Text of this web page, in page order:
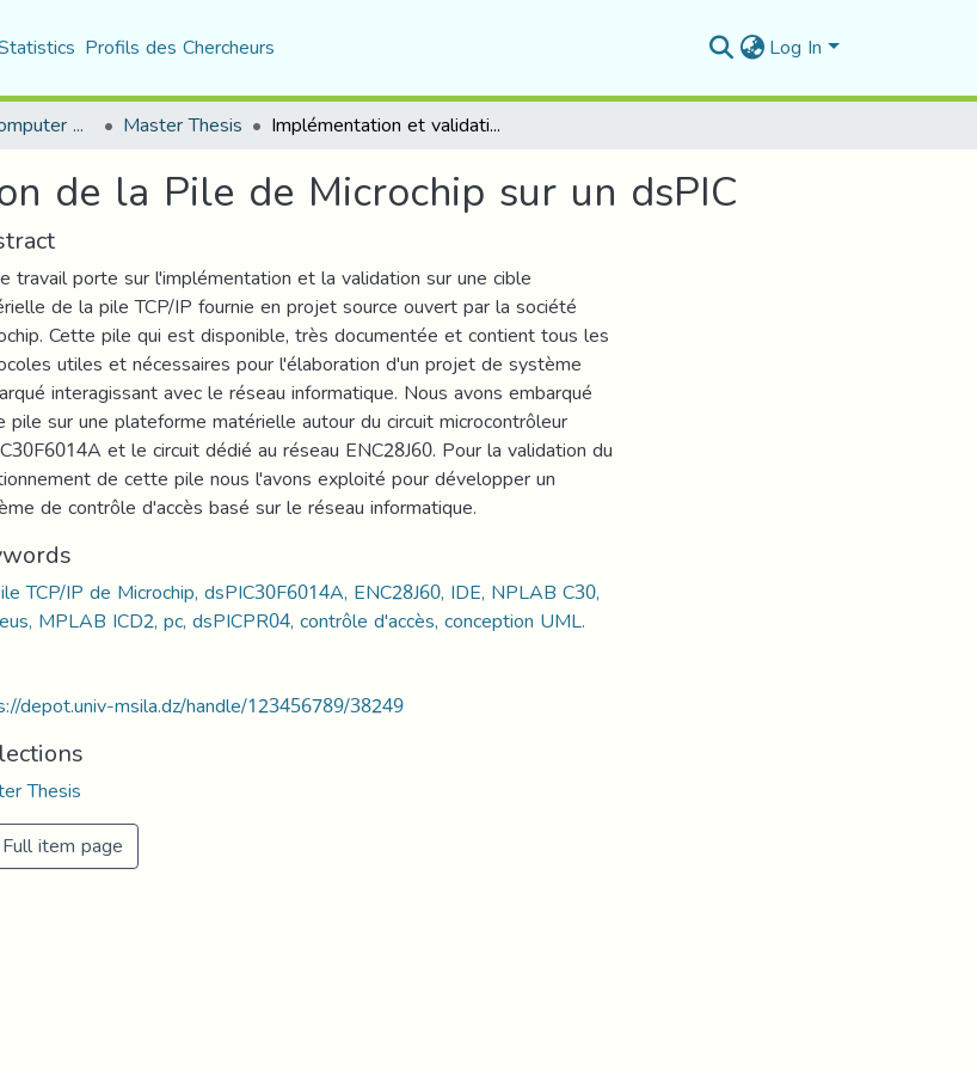
Profils des Chercheurs Log In
Department of Computer Science Master Thesis Implémentation et validation de la Pile de Microchip sur un dsPIC
de la Pile de Microchip sur un dsPIC
travail porte sur l'implémentation et la validation sur une cible
de la pile TCP/IP fournie en projet source ouvert par la société
Cette pile qui est disponible, très documentée et contient tous les
utiles et nécessaires pour l'élaboration d'un projet de système
interagissant avec le réseau informatique. Nous avons embarqué
pile sur une plateforme matérielle autour du circuit microcontrôleur
et le circuit dédié au réseau ENC28J60. Pour la validation du
de cette pile nous l'avons exploité pour développer un
de contrôle d'accès basé sur le réseau informatique.
TCP/IP de Microchip, dsPIC30F6014A, ENC28J60, IDE, NPLAB C30,
MPLAB ICD2, pc, dsPICPR04, contrôle d'accès, conception UML.
depot.univ-msila.dz/handle/123456789/38249
Thesis
Full item page